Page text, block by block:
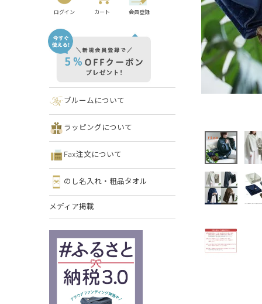
ログイン カート 会員登録
ブルームについて
ラッピングについて
Fax注文について
のし名入れ・粗品タオル
メディア掲載